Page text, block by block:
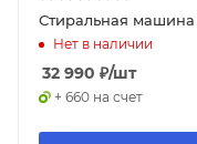
Стиральная машина
Нет в наличии
32 990 ₽/шт
+ 660 на счет